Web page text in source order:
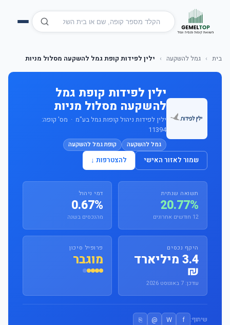
בית › גמל להשקעה › ילין לפידות קופת גמל להשקעה מסלול מניות
ילין לפידות קופת גמל
להשקעה מסלול מניות
ילין לפידות ניהול קופות גמל בע"מ · מס' קופה:
11394
גמל להשקעה קופת גמל להשקעה
שמור לאזור האישי להצטרפות ↓
תשואה שנתית
20.77%
12 חודשים אחרונים
דמי ניהול
0.67%
מהנכסים בשנה
היקף נכסים
3.4 מיליארד
₪
עודכן: 7 באוגוסט 2026
פרופיל סיכון
מוגבר
שיתוף: f
W
@
⎘